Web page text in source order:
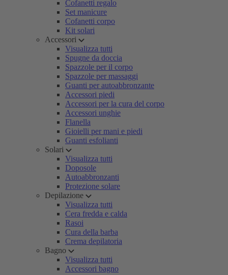
Cofanetti regalo
Set manicure
Cofanetti corpo
Kit solari
Accessori
Visualizza tutti
Spugne da doccia
Spazzole per il corpo
Spazzole per massaggi
Guanti per autoabbronzante
Accessori piedi
Accessori per la cura del corpo
Accessori unghie
Flanella
Gioielli per mani e piedi
Guanti esfolianti
Solari
Visualizza tutti
Doposole
Autoabbronzanti
Protezione solare
Depilazione
Visualizza tutti
Cera fredda e calda
Rasoi
Cura della barba
Crema depilatoria
Bagno
Visualizza tutti
Accessori bagno